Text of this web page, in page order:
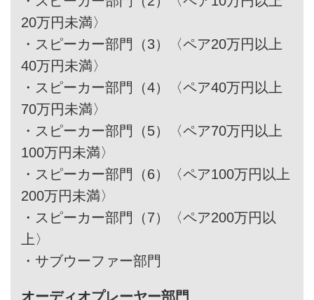
20万円未満〉
・ スピーカー部門（3）〈ペア20万円以上
40万円未満〉
・ スピーカー部門（4）〈ペア40万円以上
70万円未満〉
・ スピーカー部門（5）〈ペア70万円以上
100万円未満〉
・ スピーカー部門（6）〈ペア100万円以上
200万円未満〉
・ スピーカー部門（7）〈ペア200万円以
上〉
・ サブウーファー部門
オーディオプレーヤー部門